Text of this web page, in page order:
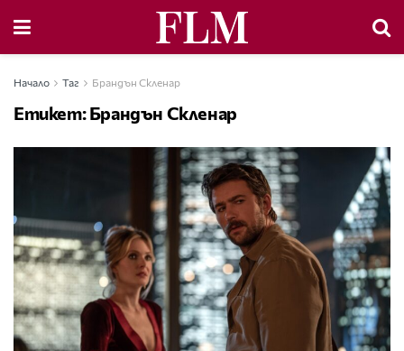
Начало Таг Брандън Скленар
Етикет:Брандън Скленар